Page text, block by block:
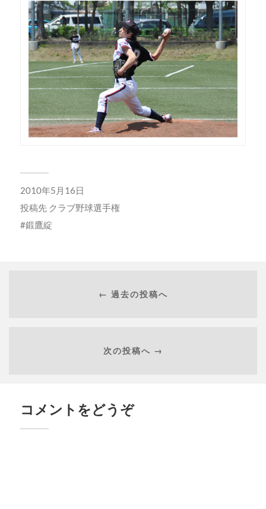
2010年5月16日
投稿先 クラブ野球選手権
鍛鷹綻
← 過去の投稿へ
次の投稿へ →
コメントをどうぞ